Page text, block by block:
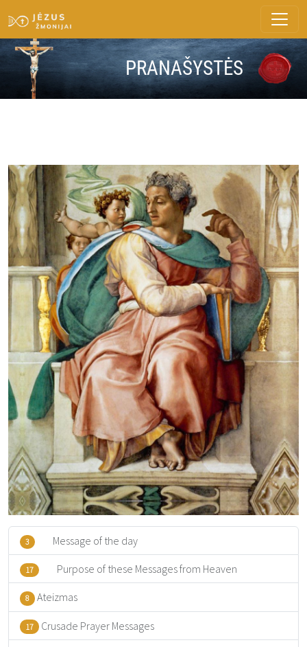
PRANAŠYSTĖS
3 Message of the day
17 Purpose of these Messages from Heaven
8 Ateizmas
17 Crusade Prayer Messages